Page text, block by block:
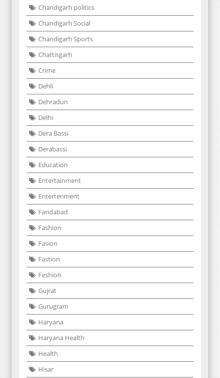
Chandigarh politics
Chandigarh Social
Chandigarh Sports
Chattisgarh
Crime
Dehli
Dehradun
Delhi
Dera Bassi
Derabassi
Education
Entertainment
Entertenment
Faridabad
Fashion
Fasion
Fastion
Feshion
Gujrat
Gurugram
Haryana
Haryana Health
Health
Hisar